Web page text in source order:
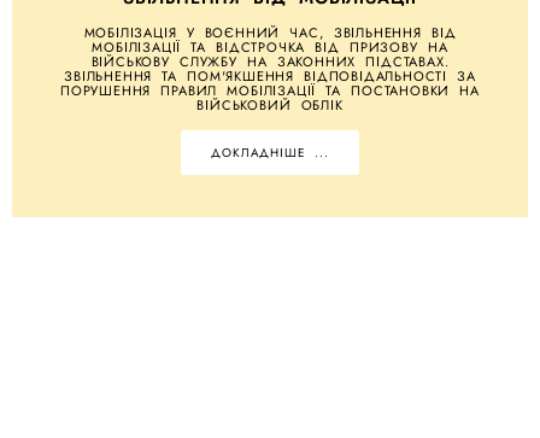
МОБІЛІЗАЦІЯ У ВОЄННИЙ ЧАС, ЗВІЛЬНЕННЯ ВІД
МОБІЛІЗАЦІЇ ТА ВІДСТРОЧКА ВІД ПРИЗОВУ НА
ВІЙСЬКОВУ СЛУЖБУ НА ЗАКОННИХ ПІДСТАВАХ.
ЗВІЛЬНЕННЯ ТА ПОМ'ЯКШЕННЯ ВІДПОВІДАЛЬНОСТІ ЗА
ПОРУШЕННЯ ПРАВИЛ МОБІЛІЗАЦІЇ ТА ПОСТАНОВКИ НА
ВІЙСЬКОВИЙ ОБЛІК
ДОКЛАДНІШЕ ...